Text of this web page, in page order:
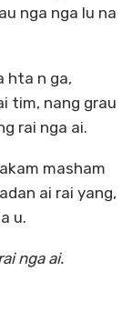
nga nga lu na
hta n ga,
tim, nang grau
rai nga ai.
masham
ai rai yang,
u.
nga ai.